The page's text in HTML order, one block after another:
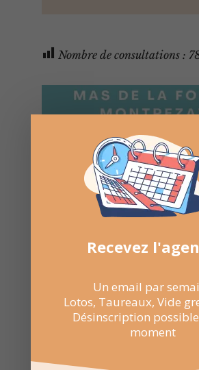
Nombre de consultations :
Recevez
Un email par
Lotos, Taureaux, Vide
Désinscription
moment